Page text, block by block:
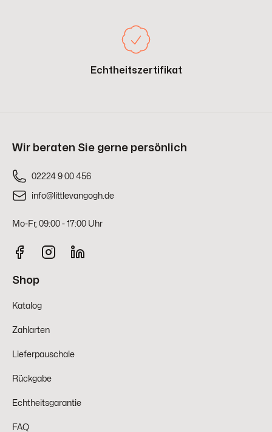
Echtheitszertifikat
Wir beraten Sie gerne persönlich
02224 9 00 456
info@littlevangogh.de
Mo-Fr, 09:00 - 17:00 Uhr
Shop
Katalog
Zahlarten
Lieferpauschale
Rückgabe
Echtheitsgarantie
FAQ